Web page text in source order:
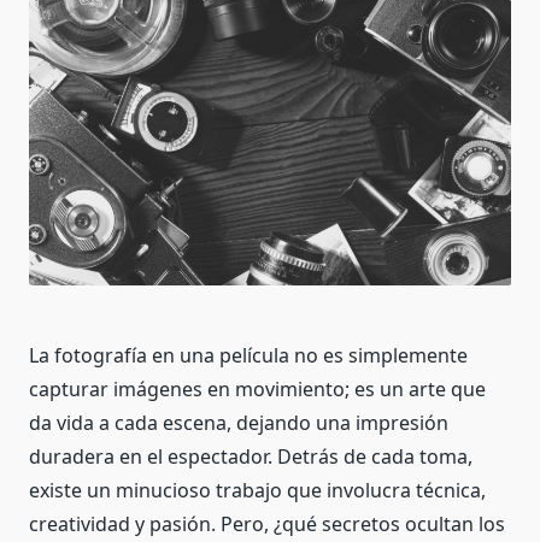
La fotografía en una película no es simplemente
capturar imágenes en movimiento; es un arte que
da vida a cada escena, dejando una impresión
duradera en el espectador. Detrás de cada toma,
existe un minucioso trabajo que involucra técnica,
creatividad y pasión. Pero, ¿qué secretos ocultan los